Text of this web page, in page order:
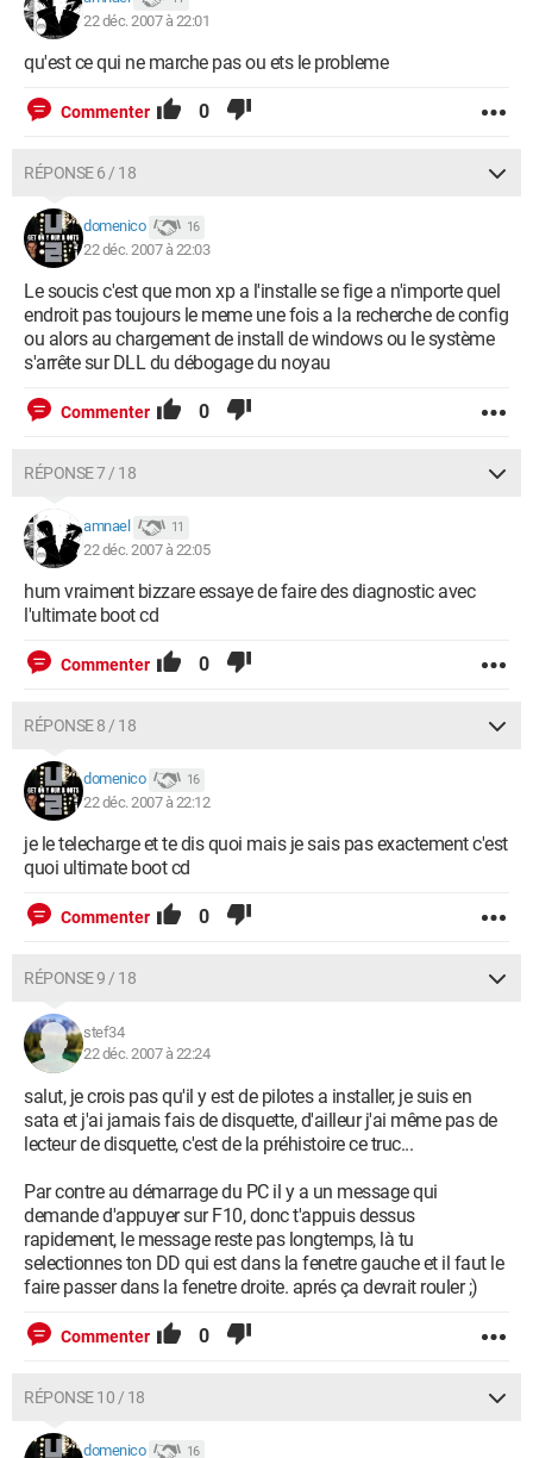
22 déc. 2007 à 22:01
qu'est ce qui ne marche pas ou ets le probleme
Commenter 0
RÉPONSE 6 / 18
domenico 16
22 déc. 2007 à 22:03
Le soucis c'est que mon xp a l'installe se fige a n'importe quel
endroit pas toujours le meme une fois a la recherche de config
ou alors au chargement de install de windows ou le système
s'arrête sur DLL du débogage du noyau
Commenter 0
RÉPONSE 7 / 18
amnael 11
22 déc. 2007 à 22:05
hum vraiment bizzare essaye de faire des diagnostic avec
l'ultimate boot cd
Commenter 0
RÉPONSE 8 / 18
domenico 16
22 déc. 2007 à 22:12
je le telecharge et te dis quoi mais je sais pas exactement c'est
quoi ultimate boot cd
Commenter 0
RÉPONSE 9 / 18
stef34
22 déc. 2007 à 22:24
salut, je crois pas qu'il y est de pilotes a installer, je suis en
sata et j'ai jamais fais de disquette, d'ailleur j'ai même pas de
lecteur de disquette, c'est de la préhistoire ce truc...
Par contre au démarrage du PC il y a un message qui
demande d'appuyer sur F10, donc t'appuis dessus
rapidement, le message reste pas longtemps, là tu
selectionnes ton DD qui est dans la fenetre gauche et il faut le
faire passer dans la fenetre droite. aprés ça devrait rouler ;)
Commenter 0
RÉPONSE 10 / 18
domenico 16